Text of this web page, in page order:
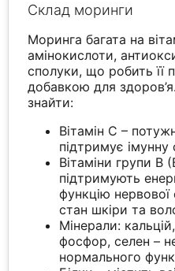
Склад моринги
Моринга багата на
амінокислоти,
сполуки, що робить
добавкою для
знайти:
Вітамін С –
підтримує імунну
Вітаміни групи B
підтримують
функцію
стан шкіри та
Мінерали:
фосфор, селен –
нормального